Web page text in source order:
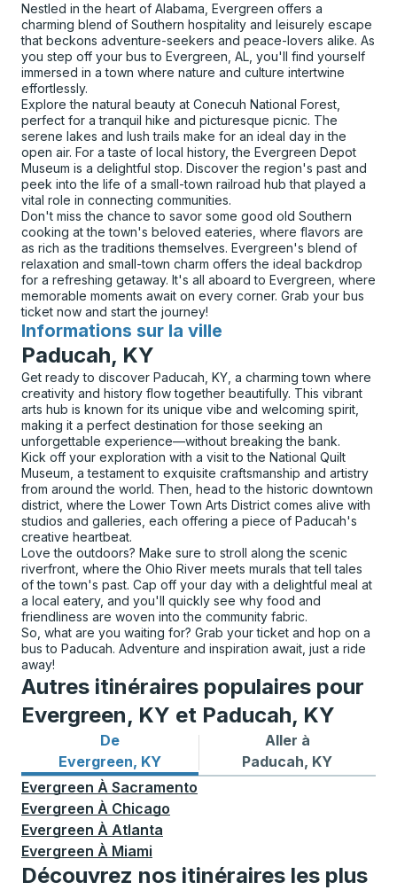
Nestled in the heart of Alabama, Evergreen offers a
charming blend of Southern hospitality and leisurely escape
that beckons adventure-seekers and peace-lovers alike. As
you step off your bus to Evergreen, AL, you'll find yourself
immersed in a town where nature and culture intertwine
effortlessly.
Explore the natural beauty at Conecuh National Forest,
perfect for a tranquil hike and picturesque picnic. The
serene lakes and lush trails make for an ideal day in the
open air. For a taste of local history, the Evergreen Depot
Museum is a delightful stop. Discover the region's past and
peek into the life of a small-town railroad hub that played a
vital role in connecting communities.
Don't miss the chance to savor some good old Southern
cooking at the town's beloved eateries, where flavors are
as rich as the traditions themselves. Evergreen's blend of
relaxation and small-town charm offers the ideal backdrop
for a refreshing getaway. It's all aboard to Evergreen, where
memorable moments await on every corner. Grab your bus
ticket now and start the journey!
Informations sur la ville
pour
Paducah, KY
Get ready to discover Paducah, KY, a charming town where
creativity and history flow together beautifully. This vibrant
arts hub is known for its unique vibe and welcoming spirit,
making it a perfect destination for those seeking an
unforgettable experience—without breaking the bank.
Kick off your exploration with a visit to the National Quilt
Museum, a testament to exquisite craftsmanship and artistry
from around the world. Then, head to the historic downtown
district, where the Lower Town Arts District comes alive with
studios and galleries, each offering a piece of Paducah's
creative heartbeat.
Love the outdoors? Make sure to stroll along the scenic
riverfront, where the Ohio River meets murals that tell tales
of the town's past. Cap off your day with a delightful meal at
a local eatery, and you'll quickly see why food and
friendliness are woven into the community fabric.
So, what are you waiting for? Grab your ticket and hop on a
bus to Paducah. Adventure and inspiration await, just a ride
away!
Autres itinéraires populaires pour
Evergreen, KY et Paducah, KY
De
Evergreen, KY
Itinéraires de bus depuis Evergreen, KY
Aller à
Paducah, KY
Itinéraires de bus vers
Evergreen À Sacramento
Evergreen À Chicago
Evergreen À Atlanta
Evergreen À Miami
Découvrez nos itinéraires les plus